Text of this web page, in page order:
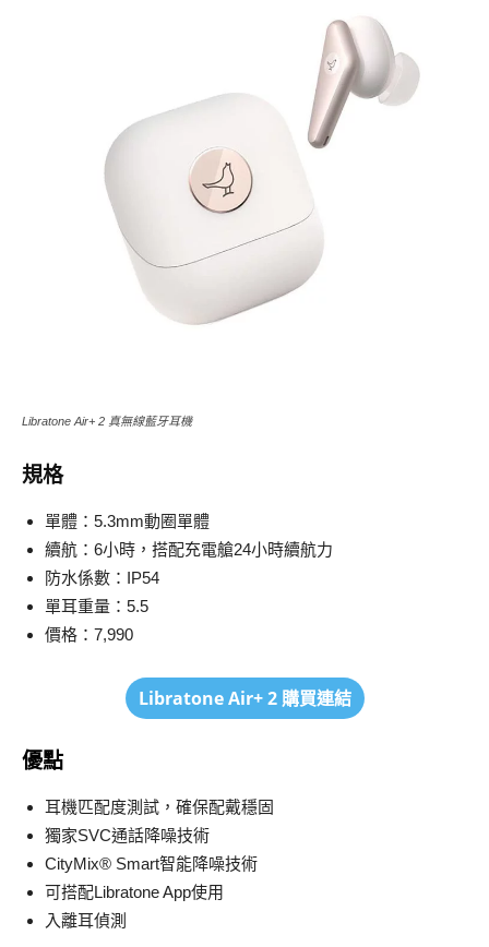
Libratone Air+ 2 真無線藍牙耳機
規格
單體：5.3mm動圈單體
續航：6小時，搭配充電艙24小時續航力
防水係數：IP54
單耳重量：5.5
價格：7,990
Libratone Air+ 2 購買連結
優點
耳機匹配度測試，確保配戴穩固
獨家SVC通話降噪技術
CityMix® Smart智能降噪技術
可搭配Libratone App使用
入離耳偵測